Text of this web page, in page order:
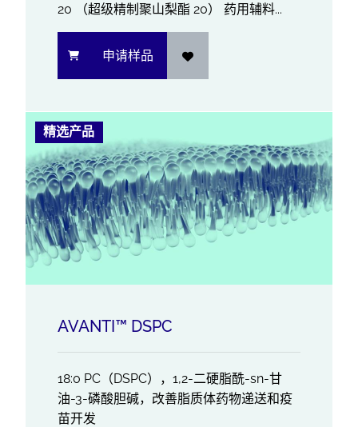
20 （超级精制聚山梨酯 20） 药用辅料...
申请样品
精选产品
AVANTI™ DSPC
18:0 PC（DSPC），1,2-二硬脂酰-sn-甘
油-3-磷酸胆碱，改善脂质体药物递送和疫
苗开发